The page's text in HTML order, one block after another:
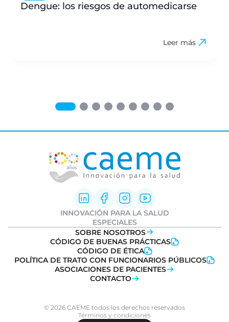
Dengue: los riesgos de automedicarse
Leer más
INNOVACIÓN PARA LA SALUD
Innovación Farmacéutica
I+D clínica
Sociedad y Medicamentos
Transformación Digital
Salud
Farmacovigilancia
ESPECIALES
Informe Weber
Ideatón Salud
InnovationDay
SOBRE NOSOTROS
CÓDIGO DE BUENAS PRÁCTICAS
CÓDIGO DE ÉTICA
POLÍTICA DE TRATO CON FUNCIONARIOS PÚBLICOS
ASOCIACIONES DE PACIENTES
CONTACTO
© 2026 CAEME todos los derechos reservados
Términos y condiciones